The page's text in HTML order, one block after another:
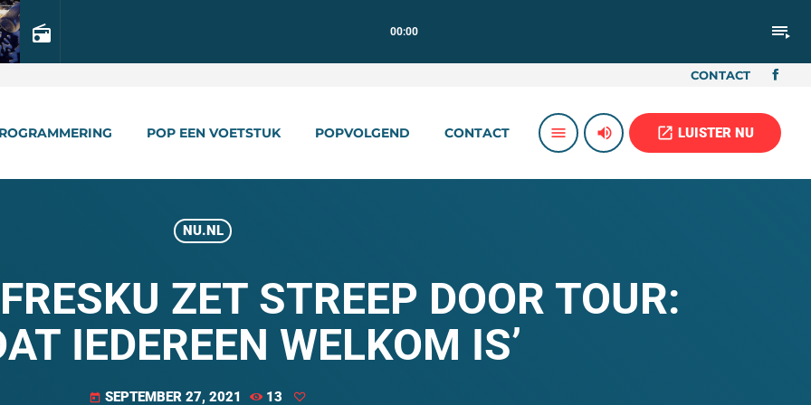
radio 00:00 playlist_play
CONTACT
POP EEN VOETSTUK POPVOLGEND CONTACT menu volume_up open_in_new LUISTER NU
NU.NL
ZET STREEP DOOR TOUR:
IEDEREEN WELKOM IS’
today SEPTEMBER 27, 2021 13